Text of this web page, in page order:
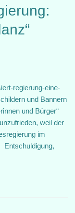
regierung-eine-
und Bannern
und Bürger“
weil der
im
Entschuldigung,